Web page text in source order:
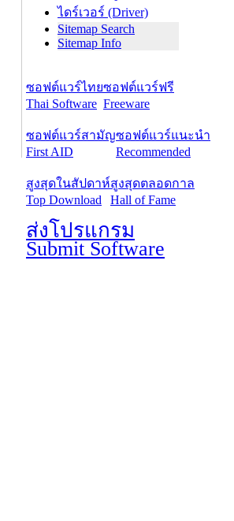
ไดร์เวอร์ (Driver)
Sitemap Search
Sitemap Info
ซอฟต์แวร์ไทย
Thai Software
ซอฟต์แวร์ฟรี
Freeware
ซอฟต์แวร์สามัญ
First AID
ซอฟต์แวร์แนะนำ
Recommended
สูงสุดในสัปดาห์
Top Download
สูงสุดตลอดกาล
Hall of Fame
ส่งโปรแกรม
Submit Software